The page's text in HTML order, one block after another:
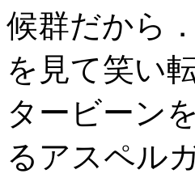
候群だから
を見て笑い
タービーン
るアスペル